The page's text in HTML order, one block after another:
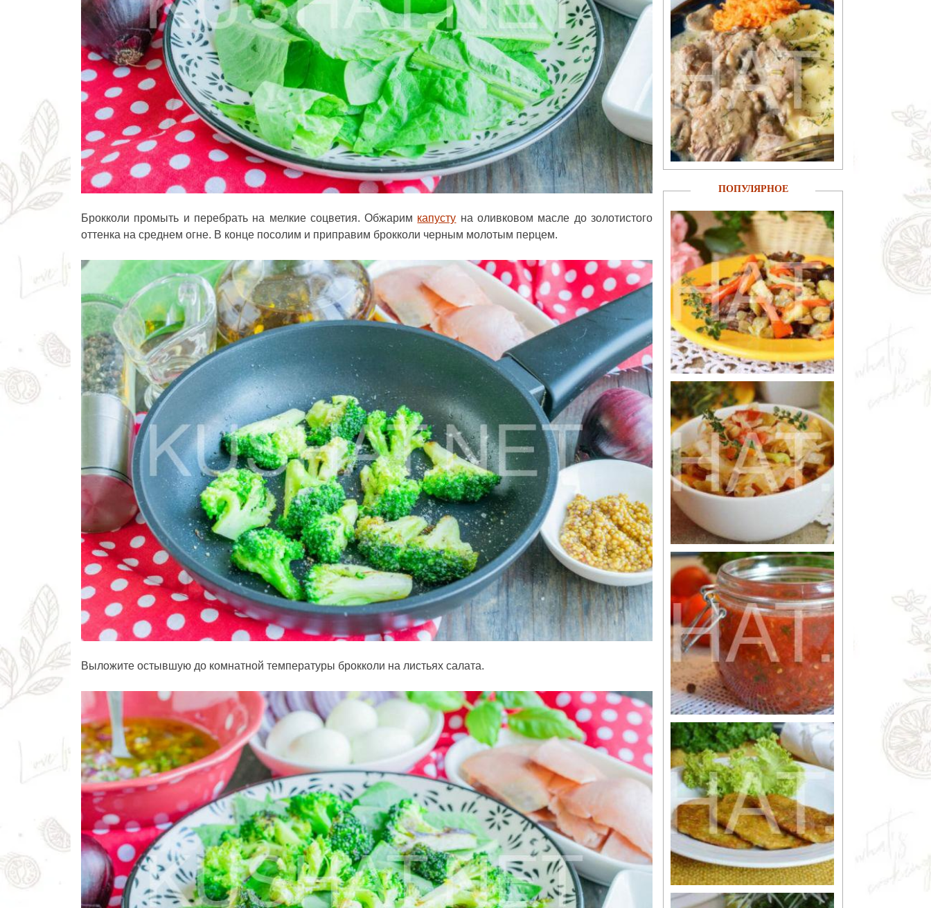
Брокколи промыть и перебрать на мелкие соцветия. Обжарим капусту на оливковом масле до золотистого
оттенка на среднем огне. В конце посолим и приправим брокколи черным молотым перцем.
Выложите остывшую до комнатной температуры брокколи на листьях салата.
ПОПУЛЯРНОЕ